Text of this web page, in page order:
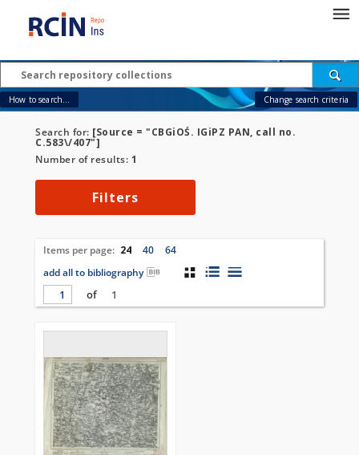
How to search... Change search criteria
Search for: [Source = "CBGiOŚ. IGiPZ PAN, call no.
C.583\/407"]
Number of results: 1
Filters
Items per page: 24 40
64
add all to bibliography
of
1